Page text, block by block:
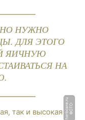
НУЖНО
ДЛЯ ЭТОГО
ЯИЧНУЮ
НА
Ф
О
Т
О:
h
e
r
b
c
a
r
e.
r
u